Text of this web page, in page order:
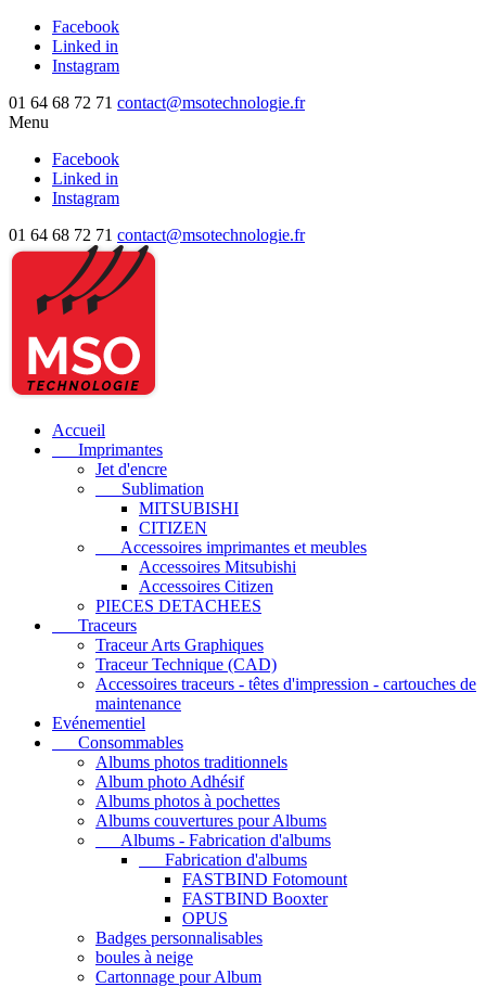
Facebook
Linked in
Instagram
01 64 68 72 71 contact@msotechnologie.fr
Menu
Facebook
Linked in
Instagram
01 64 68 72 71 contact@msotechnologie.fr
Accueil
Imprimantes
Jet d'encre
Sublimation
MITSUBISHI
CITIZEN
Accessoires imprimantes et meubles
Accessoires Mitsubishi
Accessoires Citizen
PIECES DETACHEES
Traceurs
Traceur Arts Graphiques
Traceur Technique (CAD)
Accessoires traceurs - têtes d'impression - cartouches de
maintenance
Evénementiel
Consommables
Albums photos traditionnels
Album photo Adhésif
Albums photos à pochettes
Albums couvertures pour Albums
Albums - Fabrication d'albums
Fabrication d'albums
FASTBIND Fotomount
FASTBIND Booxter
OPUS
Badges personnalisables
boules à neige
Cartonnage pour Album